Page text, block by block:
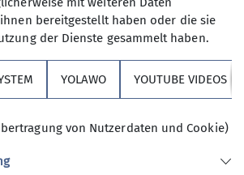
bereitgestellt haben oder die sie
der Dienste gesammelt haben.
YOLAWO YOUTUBE VIDEOS
von Nutzerdaten und Cookie)